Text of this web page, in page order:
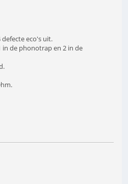
eco's uit.
in de phonotrap en 2 in de